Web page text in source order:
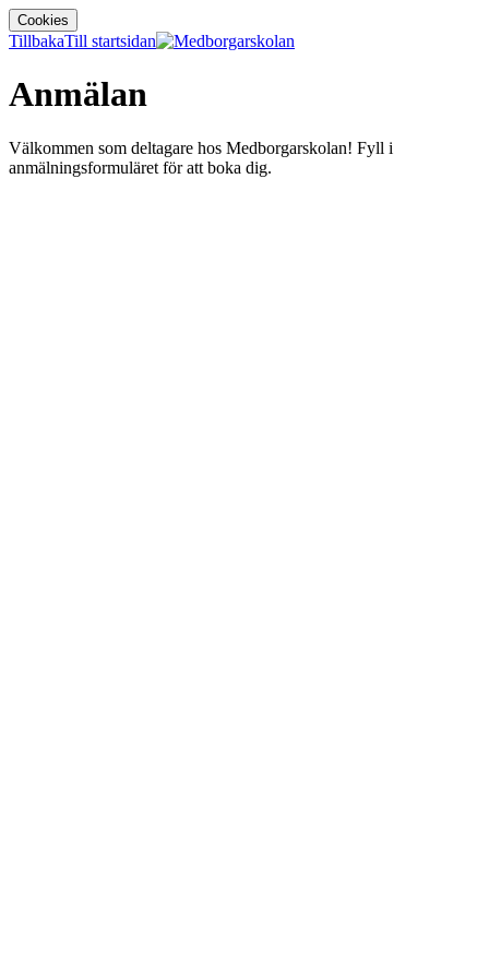
Cookies
TillbakaTill startsidan
Anmälan
Välkommen som deltagare hos Medborgarskolan! Fyll i
anmälningsformuläret för att boka dig.